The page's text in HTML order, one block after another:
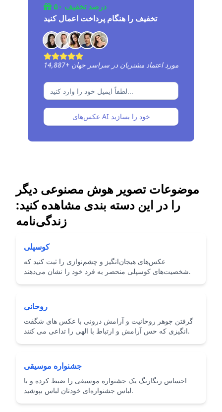
۵۰ درصد تخفیف
تخفیف را هنگام پرداخت اعمال کنید
14,887+ مورد اعتماد مشتریان در سراسر جهان
عکس‌های AI خود را بسازید
موضوعات تصویر هوش مصنوعی دیگر
را در این دسته بندی مشاهده کنید:
زندگی‌نامه
کوسپلی
عکس‌های هیجان‌انگیز و چشم‌نوازی را ثبت کنید که
شخصیت‌های کوسپلی منحصر به فرد خود را نشان می‌دهند.
روحانی
گرفتن جوهر روحانیت و آرامش درونی با عکس های شگفت
انگیزی که حس آرامش و ارتباط با الهی را تداعی می کنند.
جشنواره موسیقی
احساس رنگارنگ یک جشنواره موسیقی را ضبط کرده و با
لباس جشنواره‌ای خودتان لباس بپوشید.